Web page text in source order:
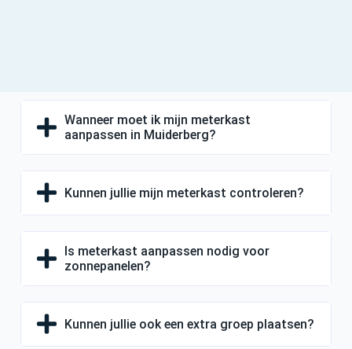
Wanneer moet ik mijn meterkast
aanpassen in Muiderberg?
Kunnen jullie mijn meterkast controleren?
Is meterkast aanpassen nodig voor
zonnepanelen?
Kunnen jullie ook een extra groep plaatsen?